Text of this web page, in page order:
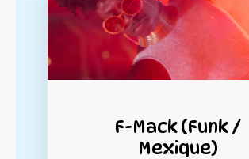
F-Mack (Funk /
Mexique)